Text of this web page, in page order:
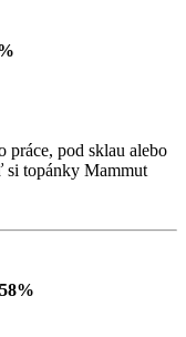
práce, pod sklau alebo
si topánky Mammut